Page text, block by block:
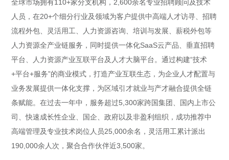
全球市场拥有110+家分支机构，2,600余名专业招聘顾问及技术
人员，在20+个细分行业及领域为客户提供中高端人才访寻、招聘
流程外包、灵活用工、人力资源咨询、培训与发展、薪税外包等
人力资源全产业链服务，同时提供一体化SaaS云产品、垂直招聘
平台、人力资源产业互联平台及人才大脑平台。通过构建“技术
+平台+服务”的商业模式，打造产业互联生态，为企业人才配置与
业务发展提供一体化支撑，为区域引才就业与产才融合提供全链
条赋能。在过去一年中，服务超过5,300家跨国集团、国内上市公
司、快速成长性企业、国企、政府以及非盈利组织，成功推荐中
高端管理及专业技术岗位人员25,000余名，灵活用工累计派出
190,000余人次，聚合合作伙伴近3,500家。